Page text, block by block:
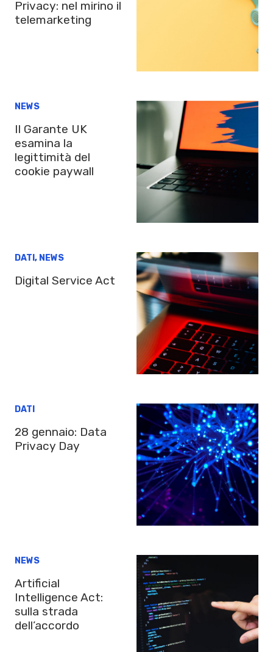
Privacy: nel mirino il
telemarketing
NEWS
Il Garante UK
esamina la
legittimità del
cookie paywall
DATI , NEWS
Digital Service Act
DATI
28 gennaio: Data
Privacy Day
NEWS
Artificial
Intelligence Act:
sulla strada
dell’accordo